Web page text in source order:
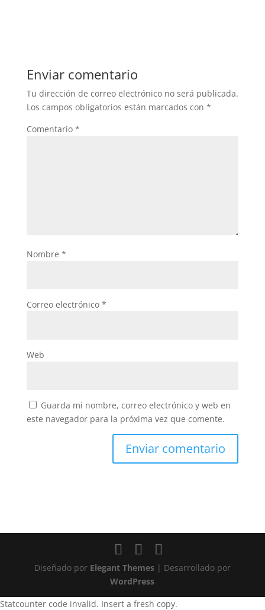
Enviar comentario
Tu dirección de correo electrónico no será publicada.
Los campos obligatorios están marcados con *
Comentario *
Nombre *
Correo electrónico *
Web
Guarda mi nombre, correo electrónico y web en
este navegador para la próxima vez que comente.
Diseñado por Elegant Themes| Desarrollado por
WordPress
Statcounter code invalid. Insert a fresh copy.